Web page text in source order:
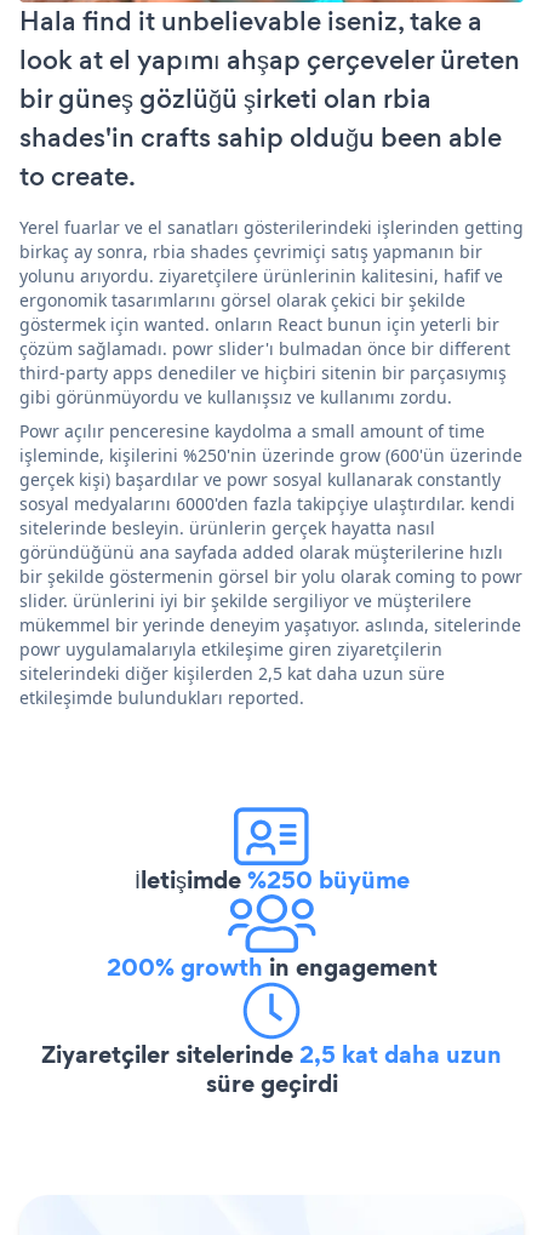
Hala find it unbelievable iseniz, take a
look at el yapımı ahşap çerçeveler üreten
bir güneş gözlüğü şirketi olan rbia
shades'in crafts sahip olduğu been able
to create.
Yerel fuarlar ve el sanatları gösterilerindeki işlerinden getting
birkaç ay sonra, rbia shades çevrimiçi satış yapmanın bir
yolunu arıyordu. ziyaretçilere ürünlerinin kalitesini, hafif ve
ergonomik tasarımlarını görsel olarak çekici bir şekilde
göstermek için wanted. onların React bunun için yeterli bir
çözüm sağlamadı. powr slider'ı bulmadan önce bir different
third-party apps denediler ve hiçbiri sitenin bir parçasıymış
gibi görünmüyordu ve kullanışsız ve kullanımı zordu.
Powr açılır penceresine kaydolma a small amount of time
işleminde, kişilerini %250'nin üzerinde grow (600'ün üzerinde
gerçek kişi) başardılar ve powr sosyal kullanarak constantly
sosyal medyalarını 6000'den fazla takipçiye ulaştırdılar. kendi
sitelerinde besleyin. ürünlerin gerçek hayatta nasıl
göründüğünü ana sayfada added olarak müşterilerine hızlı
bir şekilde göstermenin görsel bir yolu olarak coming to powr
slider. ürünlerini iyi bir şekilde sergiliyor ve müşterilere
mükemmel bir yerinde deneyim yaşatıyor. aslında, sitelerinde
powr uygulamalarıyla etkileşime giren ziyaretçilerin
sitelerindeki diğer kişilerden 2,5 kat daha uzun süre
etkileşimde bulundukları reported.
İletişimde%250 büyüme
200% growth in engagement
Ziyaretçiler sitelerinde2,5 kat daha uzun
süre geçirdi